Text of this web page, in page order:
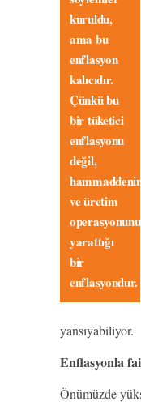
kuruldu,
ama bu
enflasyon
kalıcıdır.
Çünkü bu
bir tüketici
enflasyonu
değil,
hammaddenin
ve üretim
operasyonunun
yarattığı
bir
enflasyondur.
yansıyabiliyor.
Enflasyonla
Önümüzde